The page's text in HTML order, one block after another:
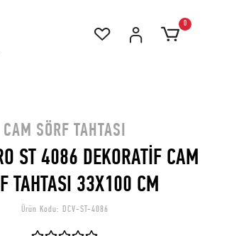
0
CAM SÖRF TAHTASI
ST 4086 DEKORATİF CAM
TAHTASI 33X100 CM
Ürün Kodu: DCV-ST-4086